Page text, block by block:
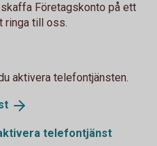
Företagskonto på ett
ringa till oss.
aktivera telefontjänsten.
telefontjänst